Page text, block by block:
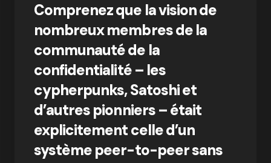
Comprenez que la vision de
nombreux membres de la
communauté de la
confidentialité – les
cypherpunks, Satoshi et
d’autres pionniers – était
explicitement celle d’un
système peer-to-peer sans